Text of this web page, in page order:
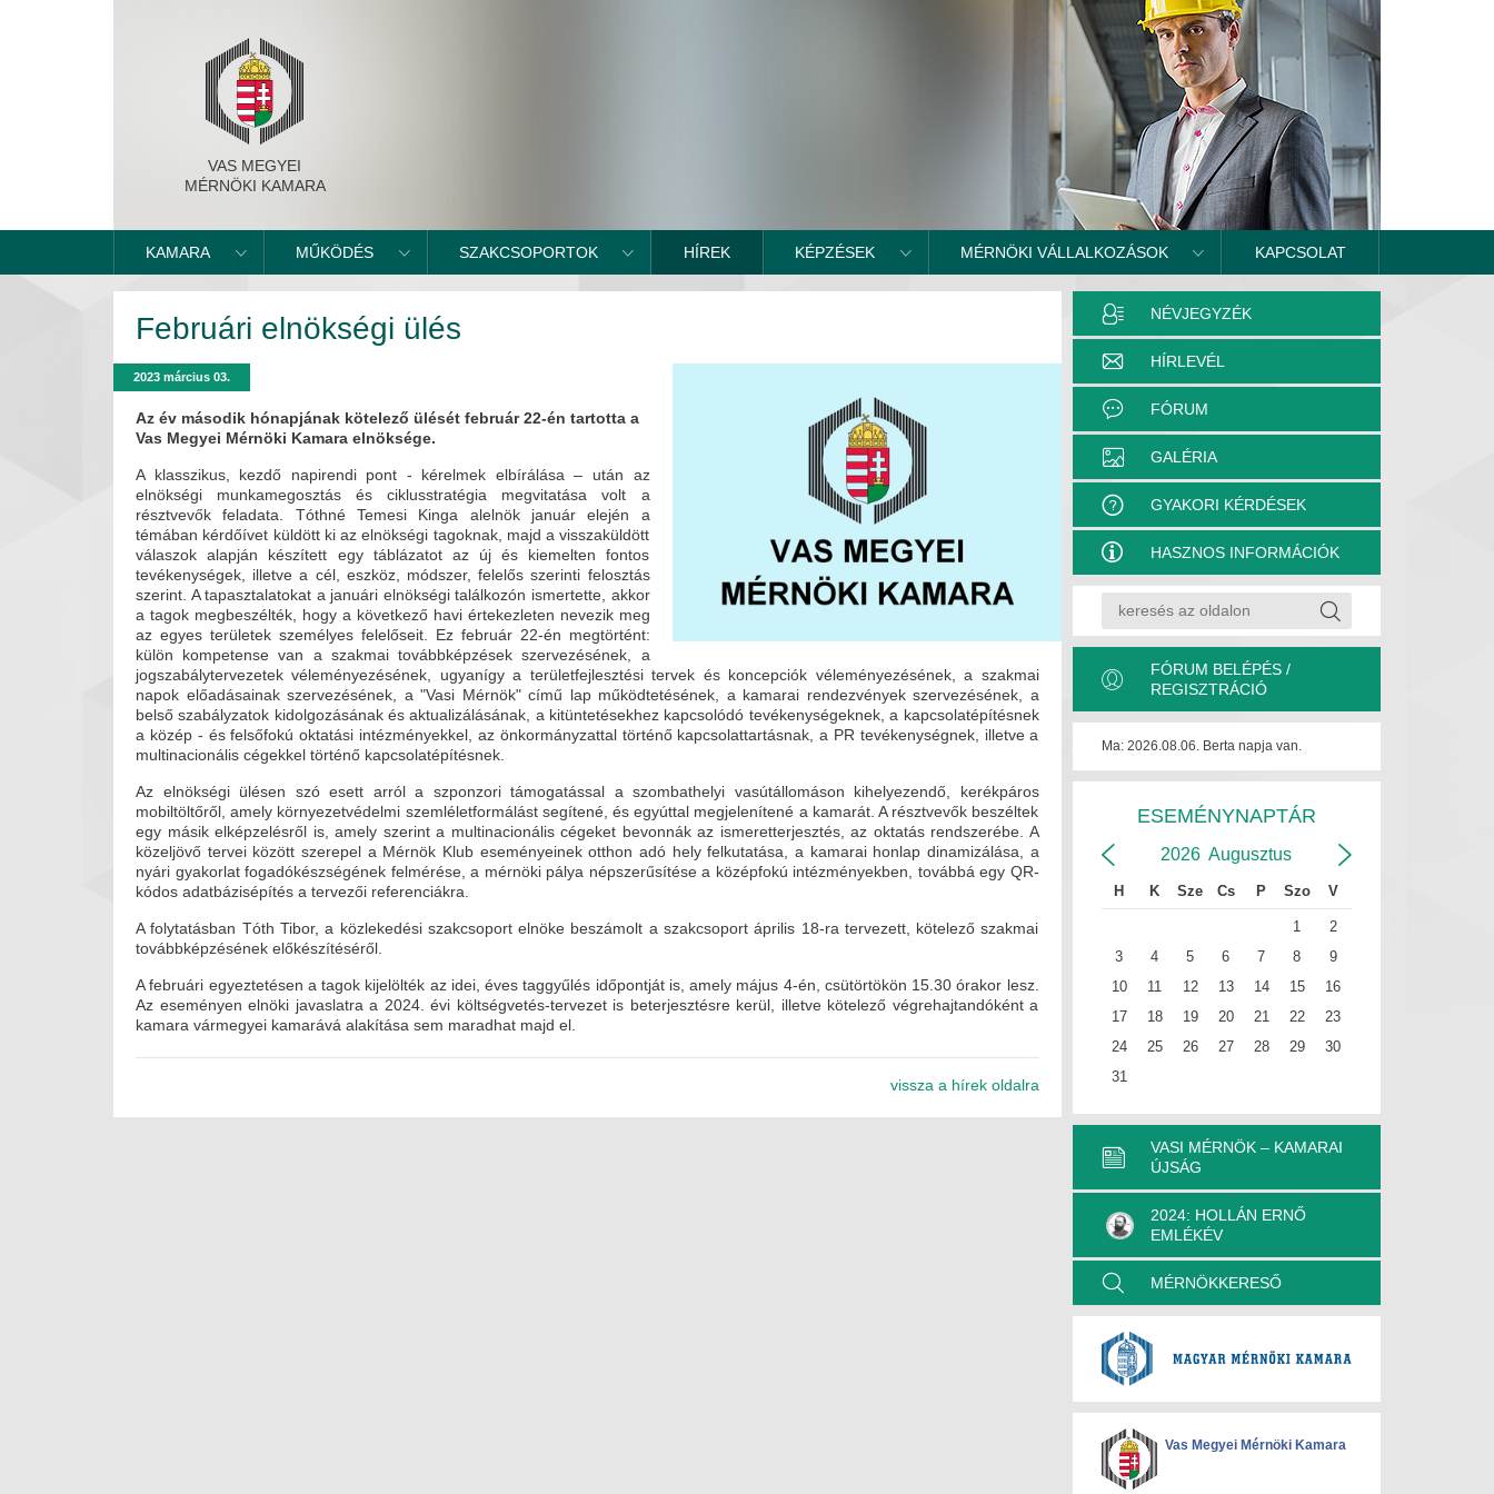
VAS MEGYEI
MÉRNÖKI KAMARA
KAMARA MŰKÖDÉS SZAKCSOPORTOK HÍREK KÉPZÉSEK MÉRNÖKI VÁLLALKOZÁSOK KAPCSOLAT
Februári elnökségi ülés
2023 március 03.
Az év második hónapjának kötelező ülését február 22-én tartotta a
Vas Megyei Mérnöki Kamara elnöksége.
A klasszikus, kezdő napirendi pont - kérelmek elbírálása – után az
elnökségi munkamegosztás és ciklusstratégia megvitatása volt a
résztvevők feladata. Tóthné Temesi Kinga alelnök január elején a
témában kérdőívet küldött ki az elnökségi tagoknak, majd a visszaküldött
válaszok alapján készített egy táblázatot az új és kiemelten fontos
tevékenységek, illetve a cél, eszköz, módszer, felelős szerinti felosztás
szerint. A tapasztalatokat a januári elnökségi találkozón ismertette, akkor
a tagok megbeszélték, hogy a következő havi értekezleten nevezik meg
az egyes területek személyes felelőseit. Ez február 22-én megtörtént:
külön kompetense van a szakmai továbbképzések szervezésének, a
jogszabálytervezetek véleményezésének, ugyanígy a területfejlesztési tervek és koncepciók véleményezésének, a szakmai
napok előadásainak szervezésének, a "Vasi Mérnök" című lap működtetésének, a kamarai rendezvények szervezésének, a
belső szabályzatok kidolgozásának és aktualizálásának, a kitüntetésekhez kapcsolódó tevékenységeknek, a kapcsolatépítésnek
a közép - és felsőfokú oktatási intézményekkel, az önkormányzattal történő kapcsolattartásnak, a PR tevékenységnek, illetve a
multinacionális cégekkel történő kapcsolatépítésnek.
Az elnökségi ülésen szó esett arról a szponzori támogatással a szombathelyi vasútállomáson kihelyezendő, kerékpáros
mobiltöltőről, amely környezetvédelmi szemléletformálást segítené, és egyúttal megjelenítené a kamarát. A résztvevők beszéltek
egy másik elképzelésről is, amely szerint a multinacionális cégeket bevonnák az ismeretterjesztés, az oktatás rendszerébe. A
közeljövő tervei között szerepel a Mérnök Klub eseményeinek otthon adó hely felkutatása, a kamarai honlap dinamizálása, a
nyári gyakorlat fogadókészségének felmérése, a mérnöki pálya népszerűsítése a középfokú intézményekben, továbbá egy QR-
kódos adatbázisépítés a tervezői referenciákra.
A folytatásban Tóth Tibor, a közlekedési szakcsoport elnöke beszámolt a szakcsoport április 18-ra tervezett, kötelező szakmai
továbbképzésének előkészítéséről.
A februári egyeztetésen a tagok kijelölték az idei, éves taggyűlés időpontját is, amely május 4-én, csütörtökön 15.30 órakor lesz.
Az eseményen elnöki javaslatra a 2024. évi költségvetés-tervezet is beterjesztésre kerül, illetve kötelező végrehajtandóként a
kamara vármegyei kamarává alakítása sem maradhat majd el.
vissza a hírek oldalra
NÉVJEGYZÉK
HÍRLEVÉL
FÓRUM
GALÉRIA
GYAKORI KÉRDÉSEK
HASZNOS INFORMÁCIÓK
FÓRUM BELÉPÉS /
REGISZTRÁCIÓ
Ma: 2026.08.06. Berta napja van.
ESEMÉNYNAPTÁR
2026 Augusztus
H K Sze Cs P Szo V
1
2
3
4 5 6 7 8
9
10
11 12 13 14 15
16
17
18 19 20 21 22
23
24
25 26 27 28 29
30
31
VASI MÉRNÖK – KAMARAI
ÚJSÁG
2024: HOLLÁN ERNŐ
EMLÉKÉV
MÉRNÖKKERESŐ
Vas Megyei Mérnöki Kamara